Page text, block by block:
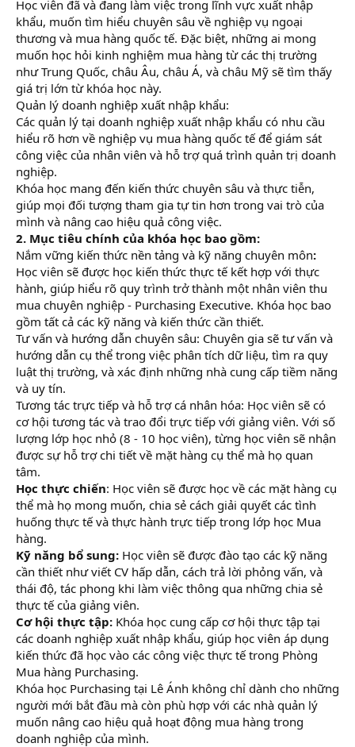
Học viên đã và đang làm việc trong lĩnh vực xuất nhập
khẩu, muốn tìm hiểu chuyên sâu về nghiệp vụ ngoại
thương và mua hàng quốc tế. Đặc biệt, những ai mong
muốn học hỏi kinh nghiệm mua hàng từ các thị trường
như Trung Quốc, châu Âu, châu Á, và châu Mỹ sẽ tìm thấy
giá trị lớn từ khóa học này.
Quản lý doanh nghiệp xuất nhập khẩu:
Các quản lý tại doanh nghiệp xuất nhập khẩu có nhu cầu
hiểu rõ hơn về nghiệp vụ mua hàng quốc tế để giám sát
công việc của nhân viên và hỗ trợ quá trình quản trị doanh
nghiệp.
Khóa học mang đến kiến thức chuyên sâu và thực tiễn,
giúp mọi đối tượng tham gia tự tin hơn trong vai trò của
mình và nâng cao hiệu quả công việc.
2. Mục tiêu chính của khóa học bao gồm:
Nắm vững kiến thức nền tảng và kỹ năng chuyên môn:
Học viên sẽ được học kiến thức thực tế kết hợp với thực
hành, giúp hiểu rõ quy trình trở thành một nhân viên thu
mua chuyên nghiệp - Purchasing Executive. Khóa học bao
gồm tất cả các kỹ năng và kiến thức cần thiết.
Tư vấn và hướng dẫn chuyên sâu: Chuyên gia sẽ tư vấn và
hướng dẫn cụ thể trong việc phân tích dữ liệu, tìm ra quy
luật thị trường, và xác định những nhà cung cấp tiềm năng
và uy tín.
Tương tác trực tiếp và hỗ trợ cá nhân hóa: Học viên sẽ có
cơ hội tương tác và trao đổi trực tiếp với giảng viên. Với số
lượng lớp học nhỏ (8 - 10 học viên), từng học viên sẽ nhận
được sự hỗ trợ chi tiết về mặt hàng cụ thể mà họ quan
tâm.
Học thực chiến: Học viên sẽ được học về các mặt hàng cụ
thể mà họ mong muốn, chia sẻ cách giải quyết các tình
huống thực tế và thực hành trực tiếp trong lớp học Mua
hàng.
Kỹ năng bổ sung: Học viên sẽ được đào tạo các kỹ năng
cần thiết như viết CV hấp dẫn, cách trả lời phỏng vấn, và
thái độ, tác phong khi làm việc thông qua những chia sẻ
thực tế của giảng viên.
Cơ hội thực tập: Khóa học cung cấp cơ hội thực tập tại
các doanh nghiệp xuất nhập khẩu, giúp học viên áp dụng
kiến thức đã học vào các công việc thực tế trong Phòng
Mua hàng Purchasing.
Khóa học Purchasing tại Lê Ánh không chỉ dành cho những
người mới bắt đầu mà còn phù hợp với các nhà quản lý
muốn nâng cao hiệu quả hoạt động mua hàng trong
doanh nghiệp của mình.